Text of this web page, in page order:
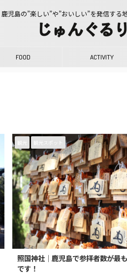
鹿児島の”楽しい”や”おいしい”を発信する
FOOD ACTIVITY
観光 観光スポット
照国神社｜鹿児島で参拝者数が最
です！